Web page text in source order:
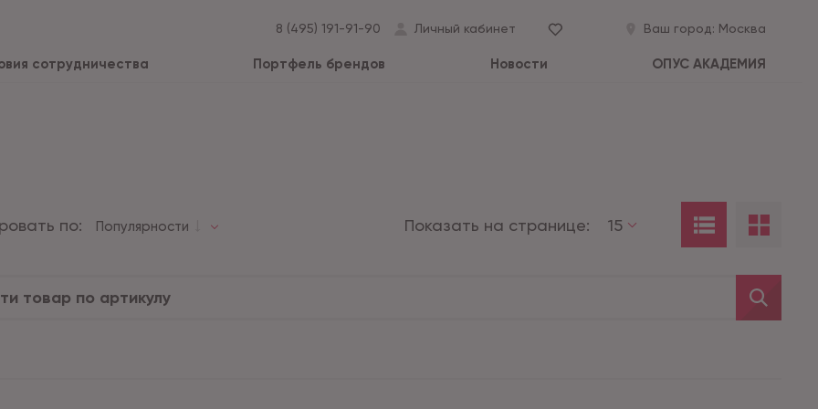
8 (495) 191-91-90 Личный кабинет Ваш город: Москва
сотрудничества Портфель брендов Новости ОПУС АКАДЕМИЯ
по: Популярности Показать на странице: 15